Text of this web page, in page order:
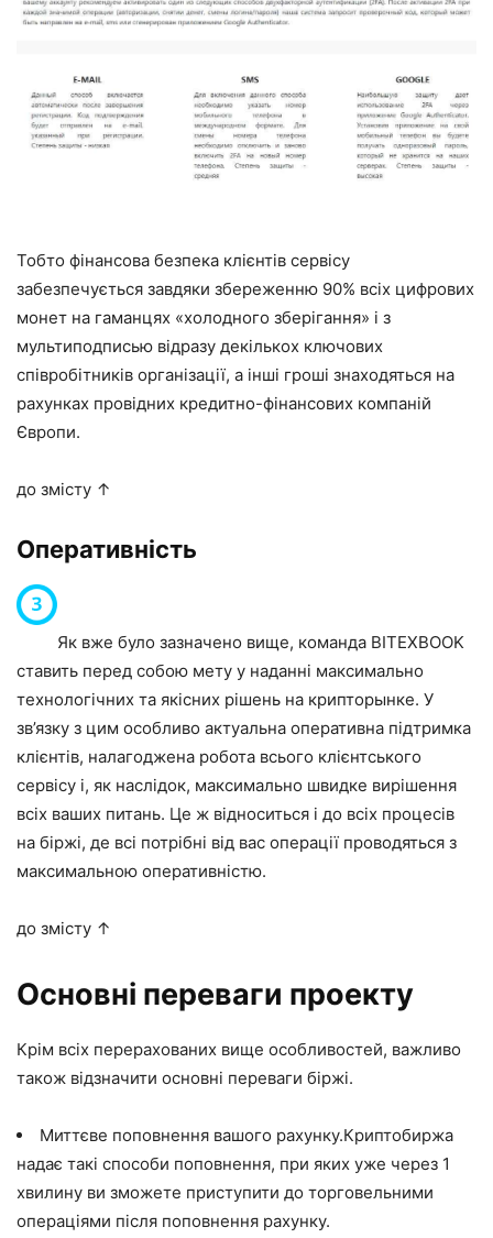
Тобто фінансова безпека клієнтів сервісу
забезпечується завдяки збереженню 90% всіх цифрових
монет на гаманцях «холодного зберігання» і з
мультиподписью відразу декількох ключових
співробітників організації, а інші гроші знаходяться на
рахунках провідних кредитно-фінансових компаній
Європи.
до змісту ↑
Оперативність
Як вже було зазначено вище, команда BITEXBOOK
ставить перед собою мету у наданні максимально
технологічних та якісних рішень на крипторынке. У
зв’язку з цим особливо актуальна оперативна підтримка
клієнтів, налагоджена робота всього клієнтського
сервісу і, як наслідок, максимально швидке вирішення
всіх ваших питань. Це ж відноситься і до всіх процесів
на біржі, де всі потрібні від вас операції проводяться з
максимальною оперативністю.
до змісту ↑
Основні переваги проекту
Крім всіх перерахованих вище особливостей, важливо
також відзначити основні переваги біржі.
Миттєве поповнення вашого рахунку.Криптобиржа
надає такі способи поповнення, при яких уже через 1
хвилину ви зможете приступити до торговельними
операціями після поповнення рахунку.